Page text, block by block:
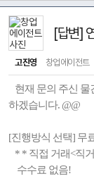
[답변]
고진영 창업에이전트
현재 문의 주신 물
하겠습니다. @@
[진행방식 선택] 무
* * 직접 거래<직
수수료 없음!